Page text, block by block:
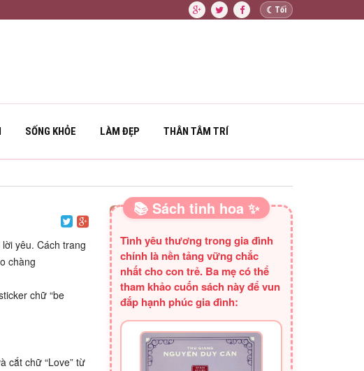
☾ Tối
SỐNG KHỎE LÀM ĐẸP THÂN TÂM TRÍ
yêu. Cách trang
chàng
chữ “be
cắt chữ “Love” từ
SÁCH HAY CHO BA MẸ
📚 Sách tinh hoa ✨
Tình yêu thương trong gia đình
chính là nền tảng vững chắc
nhất cho con trẻ. Ba mẹ có thể
tham khảo cuốn sách này để vun
đắp hạnh phúc gia đình: